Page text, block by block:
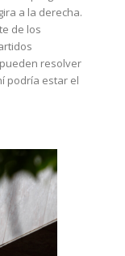
a la derecha.
de los
resolver
podría estar el